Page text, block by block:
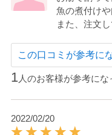
魚の煮付け
また、注文
この口コミが参考に
1 人のお客様が参考に
2022/02/20